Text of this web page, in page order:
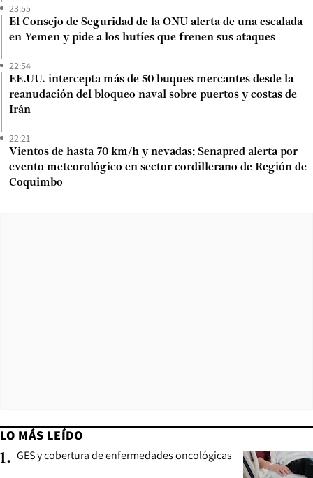
23:55
El Consejo de Seguridad de la ONU alerta de una escalada
en Yemen y pide a los hutíes que frenen sus ataques
22:54
EE.UU. intercepta más de 50 buques mercantes desde la
reanudación del bloqueo naval sobre puertos y costas de
Irán
22:21
Vientos de hasta 70 km/h y nevadas: Senapred alerta por
evento meteorológico en sector cordillerano de Región de
Coquimbo
LO MÁS LEÍDO
1. GES y cobertura de enfermedades oncológicas